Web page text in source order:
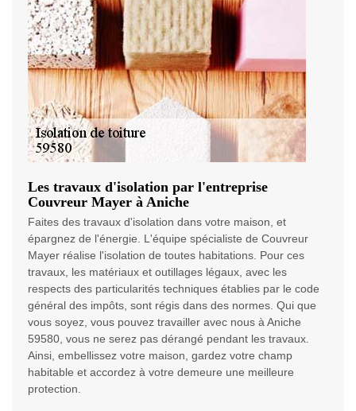
Les travaux d'isolation par l'entreprise
Couvreur Mayer à Aniche
Faites des travaux d'isolation dans votre maison, et
épargnez de l'énergie. L'équipe spécialiste de Couvreur
Mayer réalise l'isolation de toutes habitations. Pour ces
travaux, les matériaux et outillages légaux, avec les
respects des particularités techniques établies par le code
général des impôts, sont régis dans des normes. Qui que
vous soyez, vous pouvez travailler avec nous à Aniche
59580, vous ne serez pas dérangé pendant les travaux.
Ainsi, embellissez votre maison, gardez votre champ
habitable et accordez à votre demeure une meilleure
protection.